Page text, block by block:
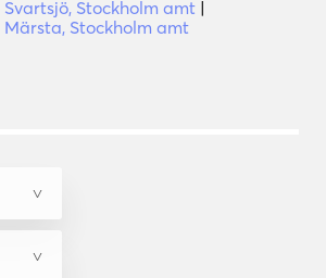
Stockholm amt |
Stockholm amt